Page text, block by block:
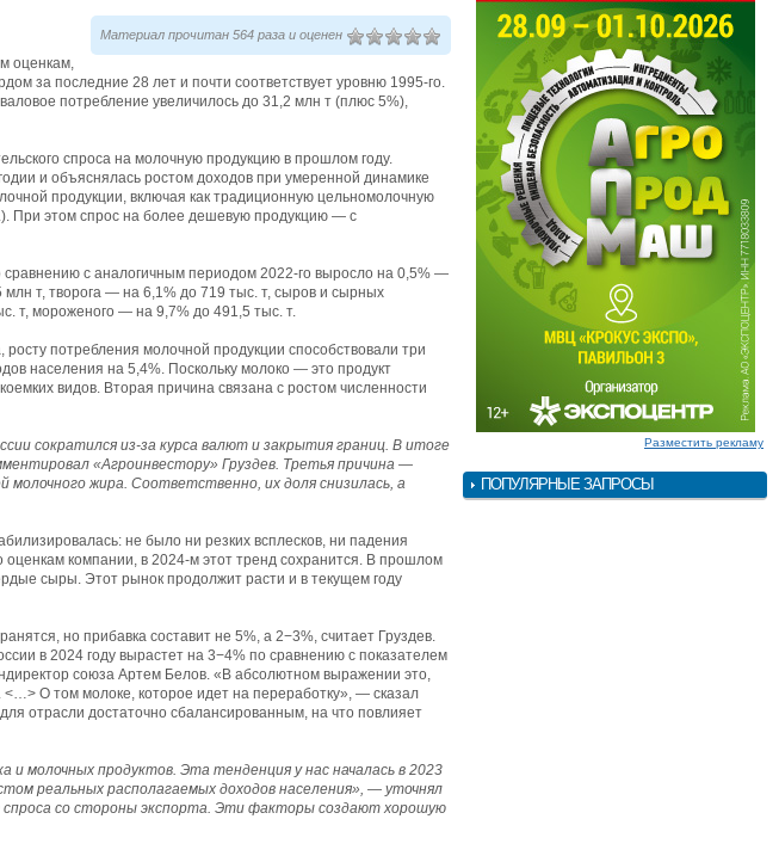
Материал прочитан 564 раза и оценен
оценкам,
за последние 28 лет и почти соответствует уровню 1995-го.
потребление увеличилось до 31,2 млн т (плюс 5%),
спроса на молочную продукцию в прошлом году.
и объяснялась ростом доходов при умеренной динамике
продукции, включая как традиционную цельномолочную
При этом спрос на более дешевую продукцию — с
с аналогичным периодом 2022-го выросло на 0,5% —
т, творога — на 6,1% до 719 тыс. т, сыров и сырных
т, мороженого — на 9,7% до 491,5 тыс. т.
потребления молочной продукции способствовали три
населения на 5,4%. Поскольку молоко — это продукт
видов. Вторая причина связана с ростом численности
сократился из-за курса валют и закрытия границ. В итоге
«Агроинвестору» Груздев. Третья причина —
жира. Соответственно, их доля снизилась, а
не было ни резких всплесков, ни падения
компании, в 2024-м этот тренд сохранится. В прошлом
сыры. Этот рынок продолжит расти и в текущем году
но прибавка составит не 5%, а 2−3%, считает Груздев.
в 2024 году вырастет на 3−4% по сравнению с показателем
союза Артем Белов. «В абсолютном выражении это,
О том молоке, которое идет на переработку», — сказал
отрасли достаточно сбалансированным, на что повлияет
молочных продуктов. Эта тенденция у нас началась в 2023
реальных располагаемых доходов населения», — уточнял
спроса со стороны экспорта. Эти факторы создают хорошую
Разместить рекламу
ПОПУЛЯРНЫЕ ЗАПРОСЫ